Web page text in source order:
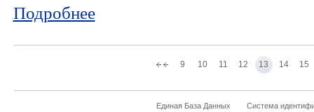
Подробнее
9 10 11 12 13 14 15
Единая База Данных Система